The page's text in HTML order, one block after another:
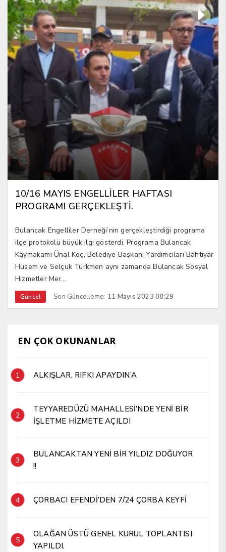
10/16 MAYIS ENGELLİLER HAFTASI
PROGRAMI GERÇEKLEŞTİ.
Bulancak Engelliler Derneği’nin gerçekleştirdiği programa
ilçe protokolü büyük ilgi gösterdi. Programa Bulancak
Kaymakamı Ünal Koç, Belediye Başkanı Yardımcıları Bahtiyar
Hüsem ve Selçuk Türkmen aynı zamanda Bulancak Sosyal
Hizmetler Mer...
Güncel Son Güncelleme: 11 Mayıs 2023 08:29
EN ÇOK OKUNANLAR
1 ALKIŞLAR, RIFKI APAYDIN’A
2
TEYYAREDÜZÜ MAHALLESİ’NDE YENİ BİR
İŞLETME HİZMETE AÇILDI
3
BULANCAKTAN YENİ BİR YILDIZ DOĞUYOR
!!
4 ÇORBACI EFENDİ’DEN 7/24 ÇORBA KEYFİ
5
OLAĞAN ÜSTÜ GENEL KURUL TOPLANTISI
YAPILDI.